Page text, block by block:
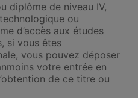
diplôme de niveau IV,
ou
d’accès aux études
si vous êtes
vous pouvez déposer
votre entrée en
de ce titre ou